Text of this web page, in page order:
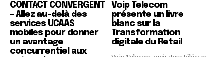
CONTACT CONVERGENT
– Allez au-delà des
services UCAAS
mobiles pour donner
un avantage
concurrentiel aux
Voip Telecom
présente un livre
blanc sur la
Transformation
digitale du Retail